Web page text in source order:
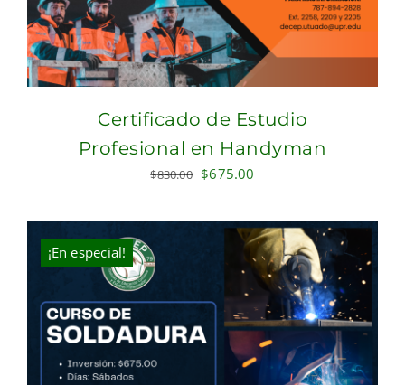
Certificado de Estudio
Profesional en Handyman
$830.00 Original
was:
$830.00.
$675.00
is:
$675.00.
¡En especial!